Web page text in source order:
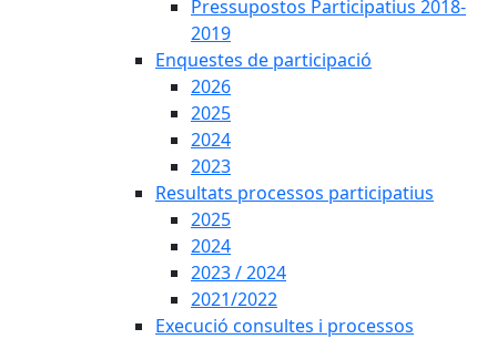
Pressupostos Participatius 2018-
2019
Enquestes de participació
2026
2025
2024
2023
Resultats processos participatius
2025
2024
2023 / 2024
2021/2022
Execució consultes i processos